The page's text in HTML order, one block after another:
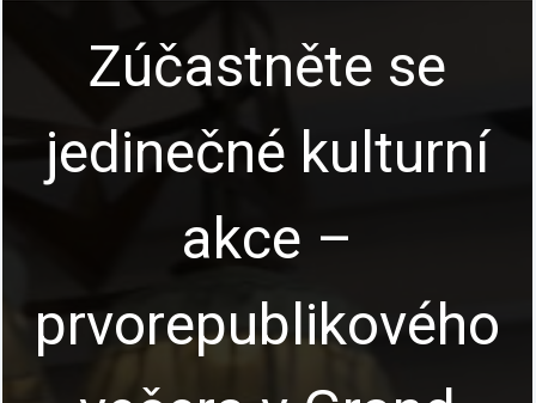
Zúčastněte se
jedinečné kulturní
akce –
prvorepublikového